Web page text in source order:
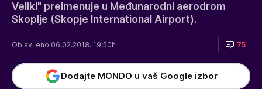
Veliki" preimenuje u Međunarodni aerodrom
Skoplje (Skopje International Airport).
Objavljeno 06.02.2018. 19:50h 75
Dodajte MONDO u vaš Google izbor